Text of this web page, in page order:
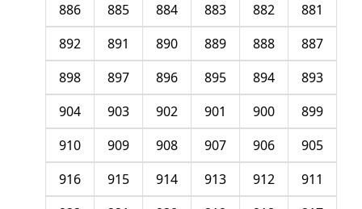
881
882
883
884
885
886
887
888
889
890
891
892
893
894
895
896
897
898
899
900
901
902
903
904
905
906
907
908
909
910
911
912
913
914
915
916